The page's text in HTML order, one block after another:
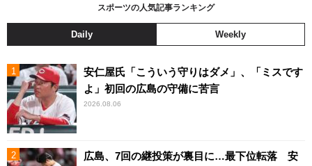
スポーツの人気記事ランキング
Daily Weekly
安仁屋氏「こういう守りはダメ」、「ミスです
よ」初回の広島の守備に苦言
2026.08.06
広島、7回の継投策が裏目に…最下位転落 安